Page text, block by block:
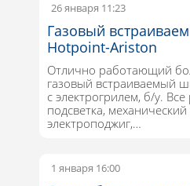
26 января 11:23
Газовый
Hotpoint-Ariston
Отлично работающий
газовый встраиваемый
c электрогрилем, б/у.
подсветка,
электроподжиг,…
1 января 16:00